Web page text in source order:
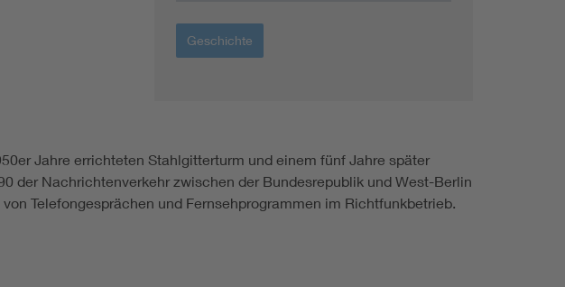
Geschichte
Jahre errichteten Stahlgitterturm und einem fünf Jahre später
der Nachrichtenverkehr zwischen der Bundesrepublik und West-Berlin
Telefongesprächen und Fernsehprogrammen im Richtfunkbetrieb.